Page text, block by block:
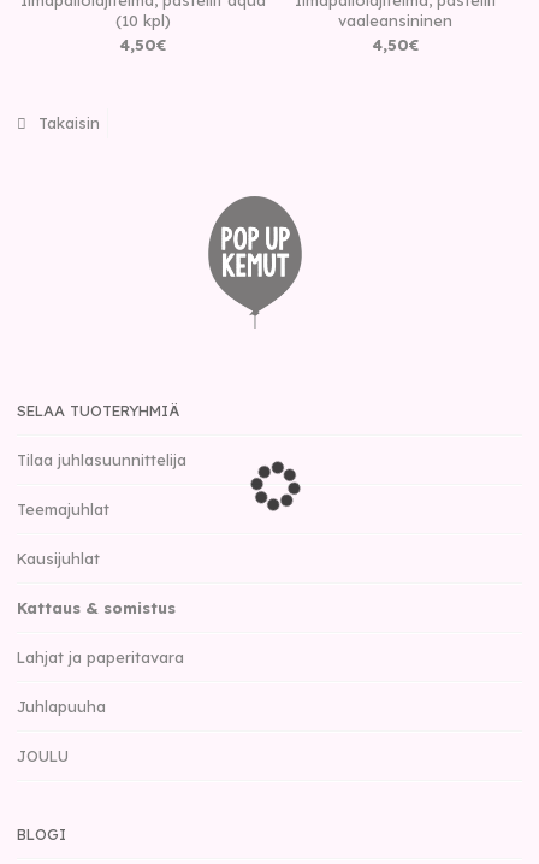
(10 kpl)
4,50€
vaaleansininen
4,50€
Takaisin
SELAA TUOTERYHMIÄ
Tilaa juhlasuunnittelija
Teemajuhlat
Kausijuhlat
Kattaus & somistus
Lahjat ja paperitavara
Juhlapuuha
JOULU
BLOGI